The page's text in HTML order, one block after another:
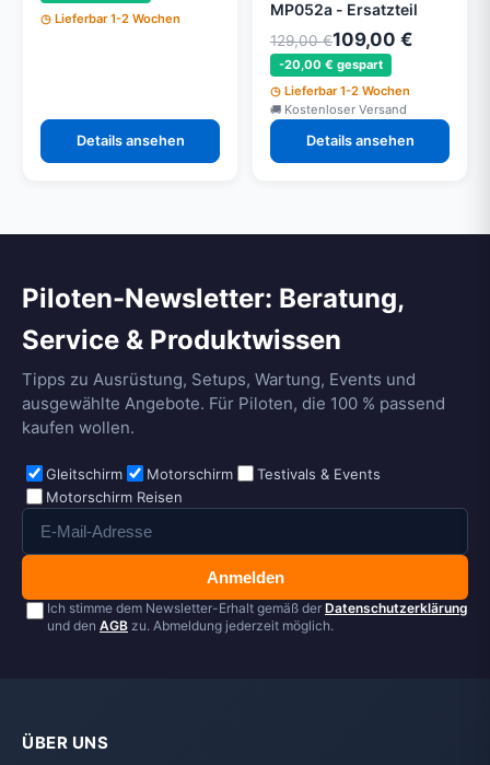
Lieferbar 1-2 Wochen
Details ansehen
MP052a - Ersatzteil
129,00 €109,00 €
-20,00 € gespart
Lieferbar 1-2 Wochen
Kostenloser Versand
Details ansehen
Piloten-Newsletter: Beratung,
Service & Produktwissen
Tipps zu Ausrüstung, Setups, Wartung, Events und
ausgewählte Angebote. Für Piloten, die 100 % passend
kaufen wollen.
Gleitschirm Motorschirm
Testivals & Events
Motorschirm Reisen
Anmelden
Ich stimme dem Newsletter-Erhalt gemäß der Datenschutzerklärung
und den AGB zu. Abmeldung jederzeit möglich.
ÜBER UNS